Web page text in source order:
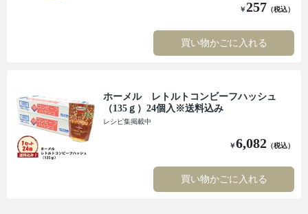
￥257 （税込）
買い物かごに入れる
ホーメル レトルトコンビーフハッシュ
（135ｇ）24個入※送料込み
レシピ集掲載中
￥6,082 （税込）
買い物かごに入れる